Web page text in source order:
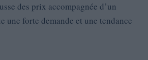
des prix accompagnée d’un
une forte demande et une tendance